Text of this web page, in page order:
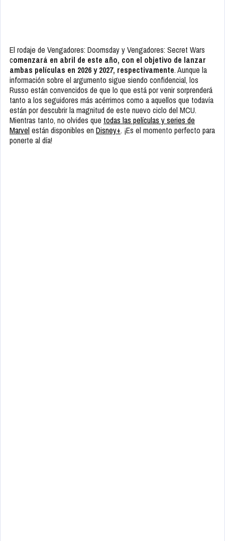
El rodaje de Vengadores: Doomsday y Vengadores: Secret Wars
comenzará en abril de este año, con el objetivo de lanzar
ambas películas en 2026 y 2027, respectivamente. Aunque la
información sobre el argumento sigue siendo confidencial, los
Russo están convencidos de que lo que está por venir sorprenderá
tanto a los seguidores más acérrimos como a aquellos que todavía
están por descubrir la magnitud de este nuevo ciclo del MCU.
Mientras tanto, no olvides que todas las películas y series de
Marvelestán disponibles en Disney+. ¡Es el momento perfecto para
ponerte al día!